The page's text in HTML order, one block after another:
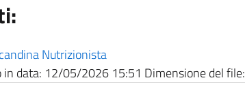
Nutrizionista
data: 12/05/2026 15:51 Dimensione del file: